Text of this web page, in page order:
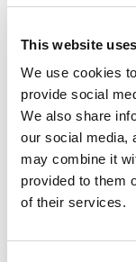
This website
We use cookies
provide social
We also share
our social media,
may combine it
provided to them
of their services.